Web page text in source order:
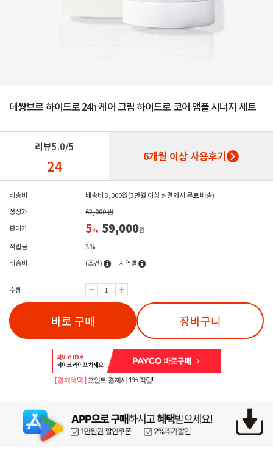
데쌍브르 하이드로 24h 케어 크림 하이드로 코어 앰플 시너지 세트
리뷰5.0/5
24 6개월 이상 사용후기
배송비
배송비 3,000원(3만원 이상 실결제시 무료 배송)
정상가
62,000 원
판매가
5% 59,000원
적립금
3%
배송비
(조건) 지역별
수량
바로 구매 장바구니
[ 결제혜택 ] 포인트 결제시 1% 적립!